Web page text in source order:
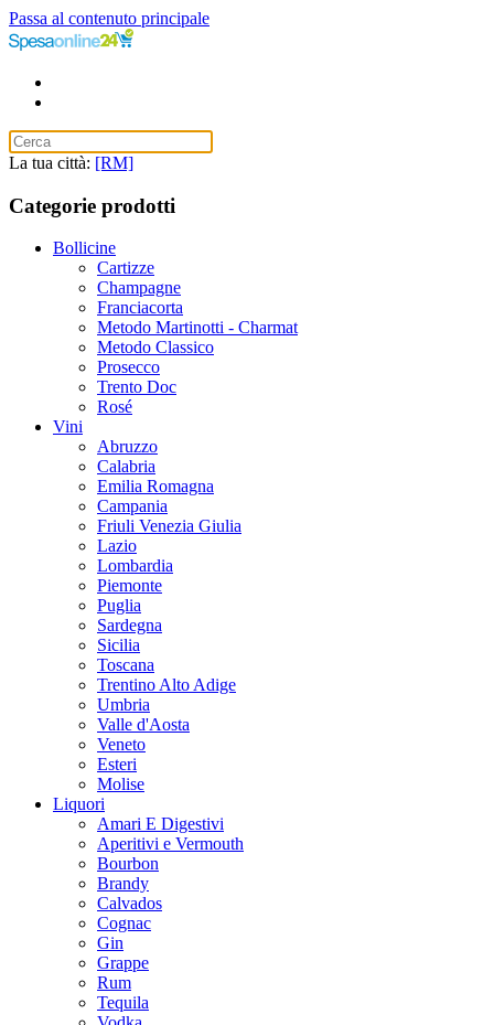
Passa al contenuto principale
La tua città: [RM]
Categorie prodotti
Bollicine
Cartizze
Champagne
Franciacorta
Metodo Martinotti - Charmat
Metodo Classico
Prosecco
Trento Doc
Rosé
Vini
Abruzzo
Calabria
Emilia Romagna
Campania
Friuli Venezia Giulia
Lazio
Lombardia
Piemonte
Puglia
Sardegna
Sicilia
Toscana
Trentino Alto Adige
Umbria
Valle d'Aosta
Veneto
Esteri
Molise
Liquori
Amari E Digestivi
Aperitivi e Vermouth
Bourbon
Brandy
Calvados
Cognac
Gin
Grappe
Rum
Tequila